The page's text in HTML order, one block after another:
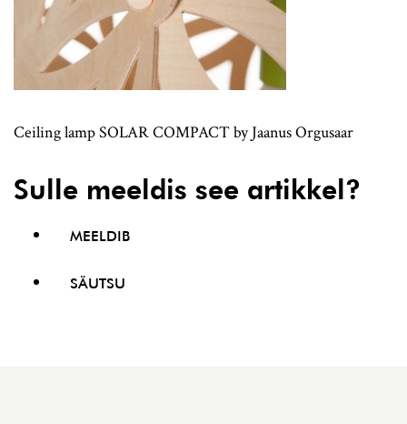
Ceiling lamp SOLAR COMPACT by Jaanus Orgusaar
Sulle meeldis see artikkel?
MEELDIB
SÄUTSU